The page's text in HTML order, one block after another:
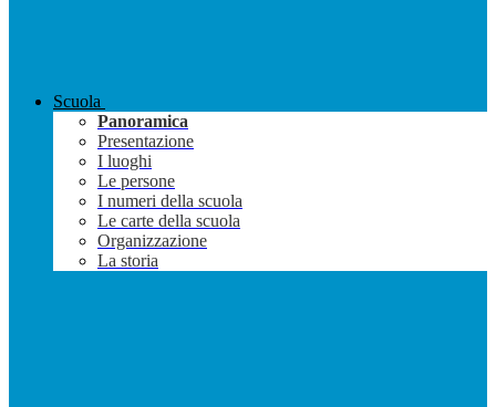
Scuola
Panoramica
Presentazione
I luoghi
Le persone
I numeri della scuola
Le carte della scuola
Organizzazione
La storia